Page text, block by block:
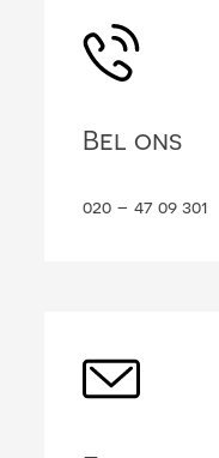
Bel ons
020 – 47 09 301